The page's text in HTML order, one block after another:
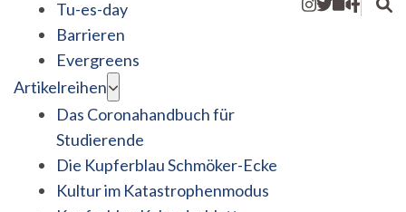
Tu-es-day
Barrieren
Evergreens
Artikelreihen
Das Coronahandbuch für
Studierende
Die Kupferblau Schmöker-Ecke
Kultur im Katastrophenmodus